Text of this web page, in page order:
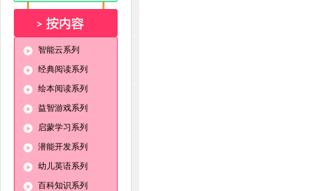
智能云系列
经典阅读系列
绘本阅读系列
益智游戏系列
启蒙学习系列
潜能开发系列
幼儿英语系列
百科知识系列